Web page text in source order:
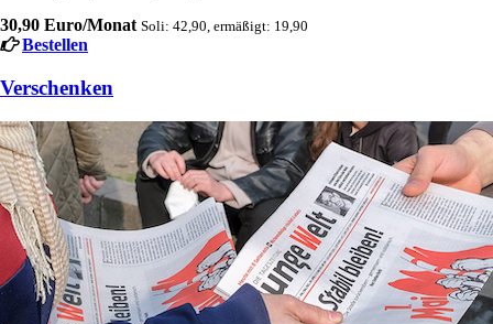
30,90 Euro/Monat Soli: 42,90, ermäßigt: 19,90
Bestellen
Verschenken